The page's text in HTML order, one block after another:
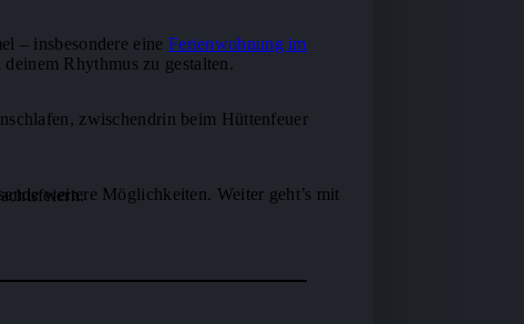
– insbesondere eine Ferienwohnung im
Rhythmus zu gestalten.
zwischendrin beim Hüttenfeuer
weitere Möglichkeiten. Weiter geht’s mit